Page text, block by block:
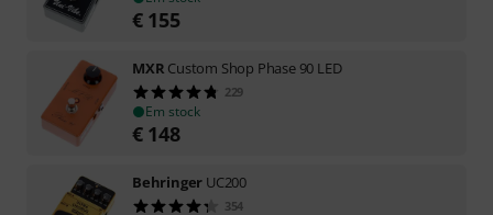
€ 155
MXR Custom Shop Phase 90 LED
229
Em stock
€ 148
Behringer UC200
354